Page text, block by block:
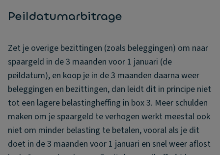
Peildatumarbitrage
Zet je overige bezittingen (zoals beleggingen) om naar
spaargeld in de 3 maanden voor 1 januari (de
peildatum), en koop je in de 3 maanden daarna weer
beleggingen en bezittingen, dan leidt dit in principe niet
tot een lagere belastingheffing in box 3. Meer schulden
maken om je spaargeld te verhogen werkt meestal ook
niet om minder belasting te betalen, vooral als je dit
doet in de 3 maanden voor 1 januari en snel weer aflost